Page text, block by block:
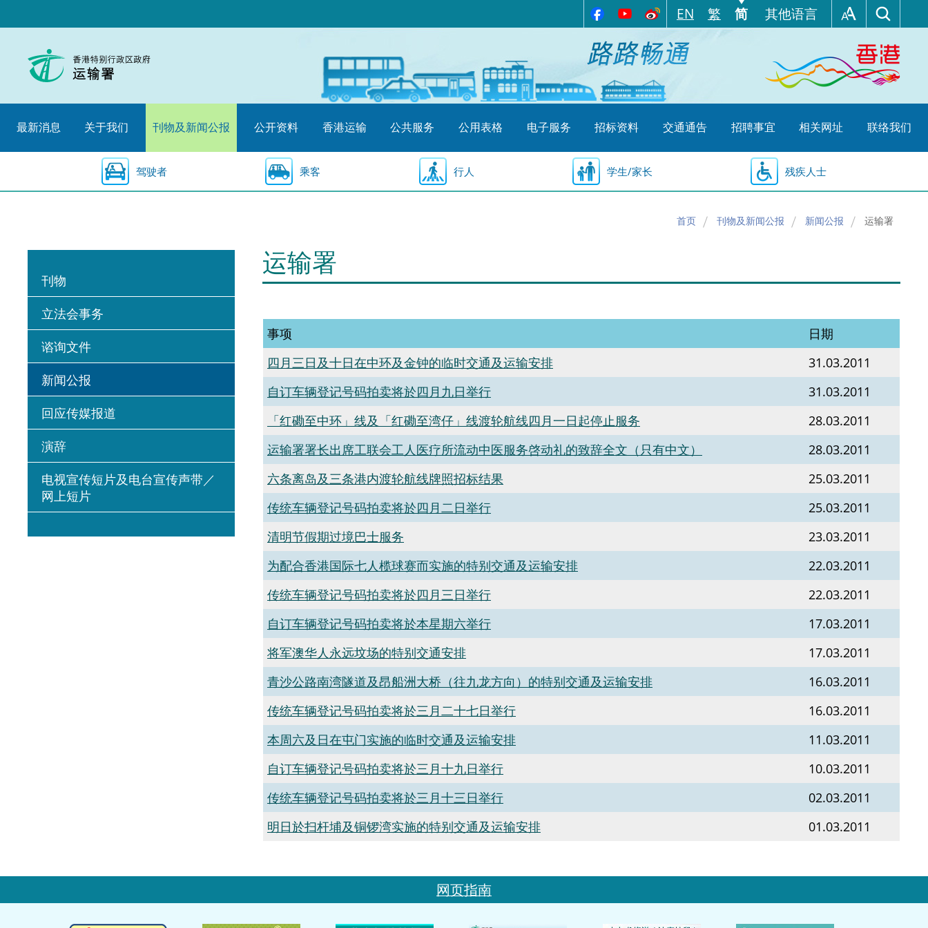
至
始
EN 繁 简 其他语言
最新消息 关于我们 刊物及新闻公报 公开资料 香港运输 公共服务 公用表格 电子服务 招标资料 交通通告 招聘事宜 相关网址 联络我们
驾驶者 乘客 行人 学生/家长 残疾人士
首页 刊物及新闻公报 新闻公报 运输署
刊物
立法会事务
谘询文件
新闻公报
回应传媒报道
演辞
电视宣传短片及电台宣传声带／
网上短片
运输署
事项
日期
四月三日及十日在中环及金钟的临时交通及运输安排
31.03.2011
自订车辆登记号码拍卖将於四月九日举行
31.03.2011
「红磡至中环」线及「红磡至湾仔」线渡轮航线四月一日起停止服务
28.03.2011
运输署署长出席工联会工人医疗所流动中医服务啓动礼的致辞全文（只有中文）
28.03.2011
六条离岛及三条港内渡轮航线牌照招标结果
25.03.2011
传统车辆登记号码拍卖将於四月二日举行
25.03.2011
清明节假期过境巴士服务
23.03.2011
为配合香港国际七人榄球赛而实施的特别交通及运输安排
22.03.2011
传统车辆登记号码拍卖将於四月三日举行
22.03.2011
自订车辆登记号码拍卖将於本星期六举行
17.03.2011
将军澳华人永远坟场的特别交通安排
17.03.2011
青沙公路南湾隧道及昂船洲大桥（往九龙方向）的特别交通及运输安排
16.03.2011
传统车辆登记号码拍卖将於三月二十七日举行
16.03.2011
本周六及日在屯门实施的临时交通及运输安排
11.03.2011
自订车辆登记号码拍卖将於三月十九日举行
10.03.2011
传统车辆登记号码拍卖将於三月十三日举行
02.03.2011
明日於扫杆埔及铜锣湾实施的特别交通及运输安排
01.03.2011
网页指南